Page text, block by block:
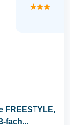
★★★
FREESTYLE,
fach...